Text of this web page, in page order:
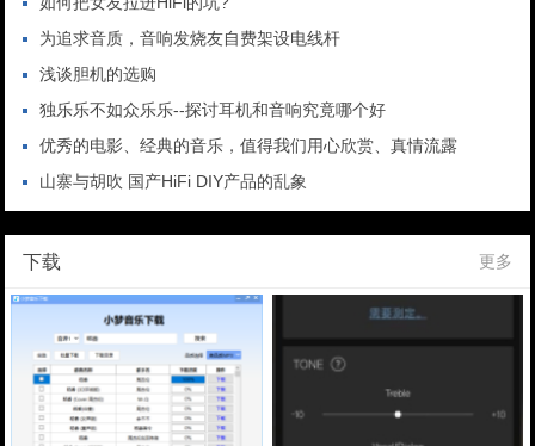
为追求音质，音响发烧友自费架设电线杆
浅谈胆机的选购
独乐乐不如众乐乐--探讨耳机和音响究竟哪个好
优秀的电影、经典的音乐，值得我们用心欣赏、真情流露
山寨与胡吹 国产HiFi DIY产品的乱象
下载 更多